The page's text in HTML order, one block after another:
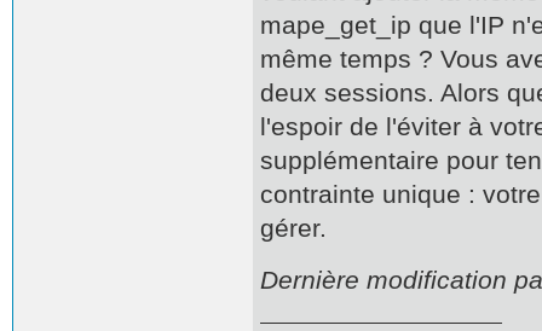
mape_get_ip que l'IP
même temps ? Vous
deux sessions. Alors
l'espoir de l'éviter à
supplémentaire pour
contrainte unique :
gérer.
Dernière modification